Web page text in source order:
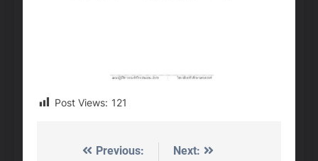
Post Views: 121
Post
Previous:
Next: